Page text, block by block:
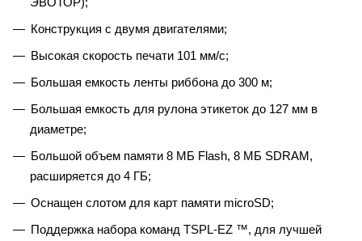
Конструкция с двумя двигателями;
Высокая скорость печати 101 мм/с;
Большая емкость ленты риббона до 300 м;
Большая емкость для рулона этикеток до 127 мм в
диаметре;
Большой объем памяти 8 МБ Flash, 8 МБ SDRAM,
расширяется до 4 ГБ;
Оснащен слотом для карт памяти microSD;
Поддержка набора команд TSPL-EZ ™, для лучшей